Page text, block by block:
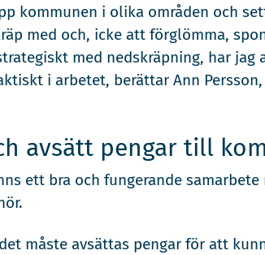
kommunen i olika områden och
med och, icke att förglömma,
med nedskräpning, har
i arbetet, berättar Ann
avsätt pengar till
ett bra och fungerande
måste avsättas pengar för att